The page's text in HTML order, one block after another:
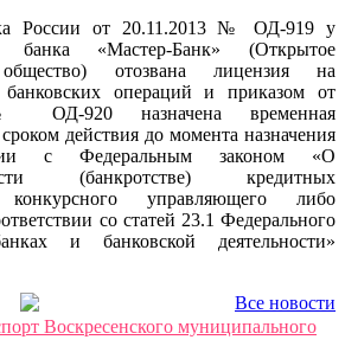
России от 20.11.2013 № ОД-919 у
банка «Мастер-Банк» (Открытое
отозвана лицензия на
банковских операций и приказом от
ОД-920 назначена временная
действия до момента назначения
с Федеральным законом «О
(банкротстве) кредитных
конкурсного управляющего либо
со статей 23.1 Федерального
и банковской деятельности»
Все новости
Воскресенского муниципального